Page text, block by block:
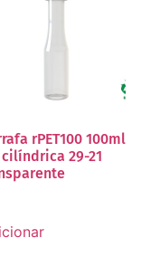
rPET100 100ml
cilíndrica 29-21